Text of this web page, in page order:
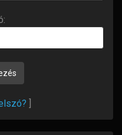
békés,
mindenkinek.
KARÁCSONYT kívánok